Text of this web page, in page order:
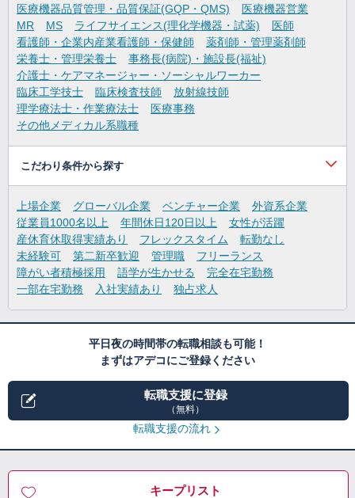
医療機器品質管理・品質保証(GQP・QMS)
医療機器営業
MR
MS ライフサイエンス(理化学機器・試薬)
医師
看護師・企業内産業看護師・保健師
薬剤師・管理薬剤師
栄養士・管理栄養士
事務長(病院)・施設長(福祉)
介護士・ケアマネージャー・ソーシャルワーカー
臨床工学技士
臨床検査技師
放射線技師
理学療法士・作業療法士
医療事務
その他メディカル系職種
こだわり条件から探す
上場企業 グローバル企業 ベンチャー企業
外資系企業
従業員1000名以上
年間休日120日以上
女性が活躍
産休育休取得実績あり
フレックスタイム
転勤なし
未経験可
第二新卒歓迎 管理職
フリーランス
障がい者積極採用
語学が生かせる
完全在宅勤務
一部在宅勤務
入社実績あり 独占求人
平日夜の時間帯の転職相談も可能！
まずはアデコにご登録ください
転職支援に登録
（無料）
転職支援の流れ
キープリスト